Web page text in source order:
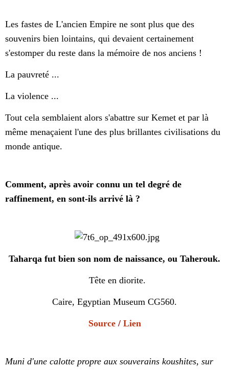
Les fastes de L'ancien Empire ne sont plus que des
souvenirs bien lointains, qui devaient certainement
s'estomper du reste dans la mémoire de nos anciens !
La pauvreté ...
La violence ...
Tout cela semblaient alors s'abattre sur Kemet et par là
même menaçaient l'une des plus brillantes civilisations du
monde antique.
Comment, après avoir connu un tel degré de
raffinement, en sont-ils arrivé là ?
Taharqa fut bien son nom de naissance, ou Taherouk.
Tête en diorite.
Caire, Egyptian Museum CG560.
Source/ Lien
Muni d'une calotte propre aux souverains koushites, sur